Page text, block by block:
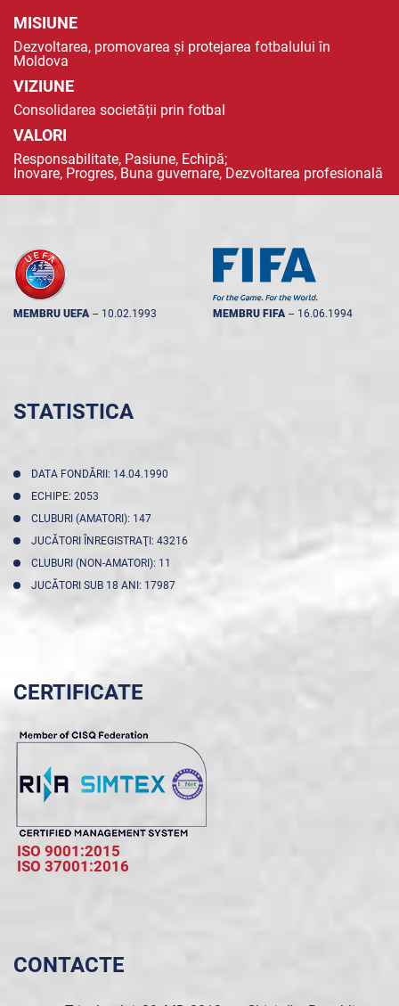
MISIUNE
Dezvoltarea, promovarea și protejarea fotbalului în
Moldova
VIZIUNE
Consolidarea societății prin fotbal
VALORI
Responsabilitate, Pasiune, Echipă;
Inovare, Progres, Buna guvernare, Dezvoltarea profesională
MEMBRU UEFA -- 10.02.1993 MEMBRU FIFA -- 16.06.1994
STATISTICA
DATA FONDĂRII: 14.04.1990
ECHIPE: 2053
CLUBURI (AMATORI): 147
JUCĂTORI ÎNREGISTRAŢI: 43216
CLUBURI (NON-AMATORI): 11
JUCĂTORI SUB 18 ANI: 17987
CERTIFICATE
ISO 9001:2015
ISO 37001:2016
CONTACTE